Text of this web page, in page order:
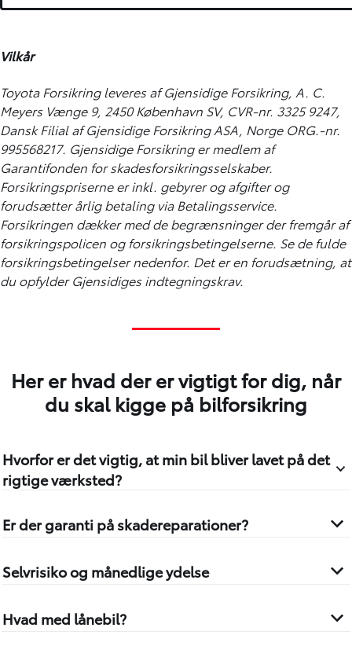
Vilkår
Toyota Forsikring leveres af Gjensidige Forsikring, A. C.
Meyers Vænge 9, 2450 København SV, CVR-nr. 3325 9247,
Dansk Filial af Gjensidige Forsikring ASA, Norge ORG.-nr.
995568217. Gjensidige Forsikring er medlem af
Garantifonden for skadesforsikringsselskaber.
Forsikringspriserne er inkl. gebyrer og afgifter og
forudsætter årlig betaling via Betalingsservice.
Forsikringen dækker med de begrænsninger der fremgår af
forsikringspolicen og forsikringsbetingelserne. Se de fulde
forsikringsbetingelser nedenfor. Det er en forudsætning, at
du opfylder Gjensidiges indtegningskrav.
Her er hvad der er vigtigt for dig, når
du skal kigge på bilforsikring
Hvorfor er det vigtig, at min bil bliver lavet på det
rigtige værksted?
Er der garanti på skadereparationer?
Selvrisiko og månedlige ydelse
Hvad med lånebil?